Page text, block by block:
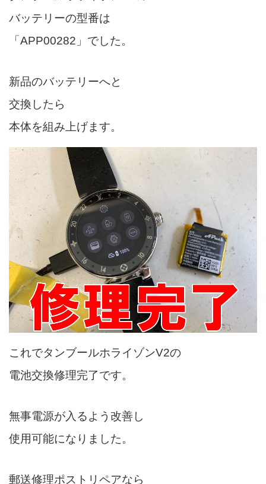
バッテリーの型番は
「APP00282」でした。
新品のバッテリーへと
交換したら
本体を組み上げます。
これでタンブールホライゾンV2の
電池交換修理完了です。
無事電源が入るよう改善し
使用可能になりました。
郵送修理ポストリペアなら